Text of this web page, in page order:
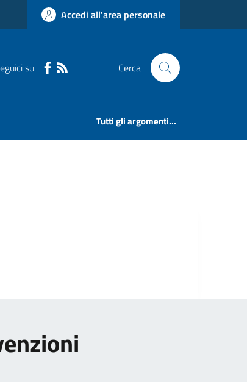
Accedi all'area personale
su Cerca
Tutti gli argomenti...